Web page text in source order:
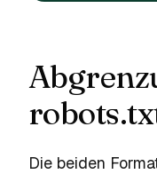
Die beiden